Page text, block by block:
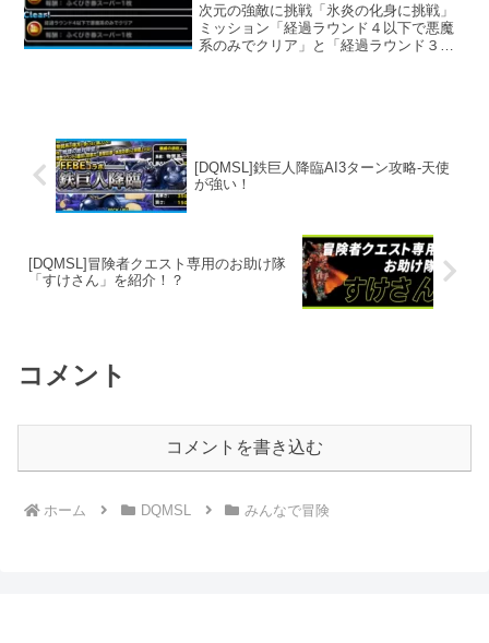
次元の強敵に挑戦「氷炎の化身に挑戦」
ミッション「経過ラウンド４以下で悪魔
系のみでクリア」と「経過ラウンド３以
[DQMSL]鉄巨人降臨AI3ターン攻略-天使
が強い！
[DQMSL]冒険者クエスト専用のお助け隊
「すけさん」を紹介！？
コメント
コメントを書き込む
ホーム DQMSL みんなで冒険